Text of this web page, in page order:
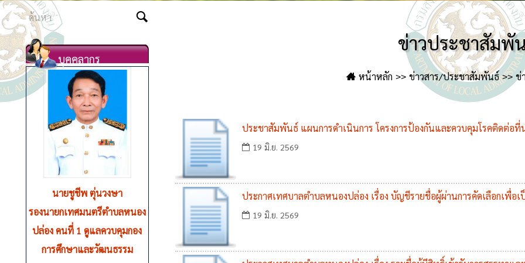
ข่าวประชาสัมพั
หน้าหลัก ข่าวสาร/ประชาสัมพันธ์ ข่
ประชาสัมพันธ์ แผนการดำเนินการ โครงการป้องกันและควบคุมโรคติดต่อที่
19 มิ.ย. 2569
ประกาศเทศบาลตำบลหนองปล่อง เรื่อง บัญชีรายชื่อผู้ผ่านการคัดเลือกเพื่อ
ถิ่น19 มิ.ย. 2569
บุคคลากร
นายชูชีพ ตุ่นวงษา
รองนายกเทศมนตรีตำบลหนอง
ปล่อง คนที่ 1 ดูแลควบคุมกอง
การศึกษาและวัฒนธรรม